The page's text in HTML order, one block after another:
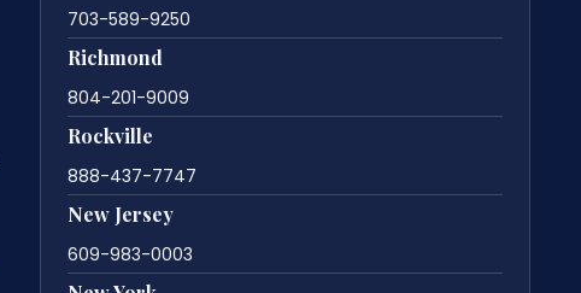
703-589-9250
Richmond
804-201-9009
Rockville
888-437-7747
New Jersey
609-983-0003